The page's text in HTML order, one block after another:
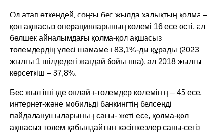
Ол атап өткендей, соңғы бес жылда халықтың қолма –
қол ақшасыз операцияларының көлемі 16 есе өсті, ал
бөлшек айналымдағы қолма-қол ақшасыз
төлемдердің үлесі шамамен 83,1%-ды құрады (2023
жылғы 1 шілдедегі жағдай бойынша), ал 2018 жылғы
көрсеткіш – 37,8%.
Бес жыл ішінде онлайн-төлемдер көлемінің – 45 есе,
интернет-және мобильді банкингтің белсенді
пайдаланушыларының саны- жеті есе, қолма-қол
ақшасыз төлем қабылдайтын кәсіпкерлер саны-сегіз